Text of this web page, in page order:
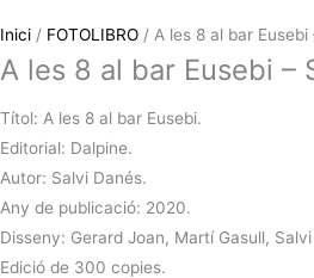
Inici / FOTOLIBRO / A les 8 al bar Eusebi
A les 8 al bar Eusebi –
Títol: A les 8 al bar Eusebi.
Editorial: Dalpine.
Autor: Salvi Danés.
Any de publicació: 2020.
Disseny: Gerard Joan, Martí Gasull,
Edició de 300 copies.